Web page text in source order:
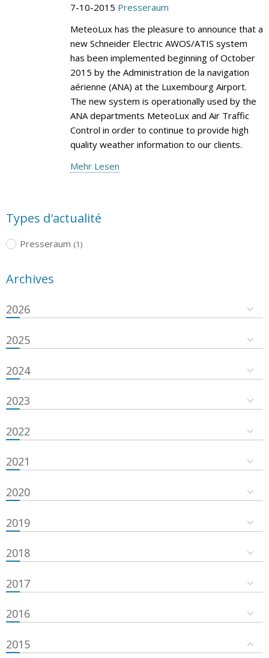
7-10-2015 Presseraum
MeteoLux has the pleasure to announce that a
new Schneider Electric AWOS/ATIS system
has been implemented beginning of October
2015 by the Administration de la navigation
aérienne (ANA) at the Luxembourg Airport.
The new system is operationally used by the
ANA departments MeteoLux and Air Traffic
Control in order to continue to provide high
quality weather information to our clients.
Mehr Lesen
Types d'actualité
Presseraum (1)
Archives
2026
2025
2024
2023
2022
2021
2020
2019
2018
2017
2016
2015